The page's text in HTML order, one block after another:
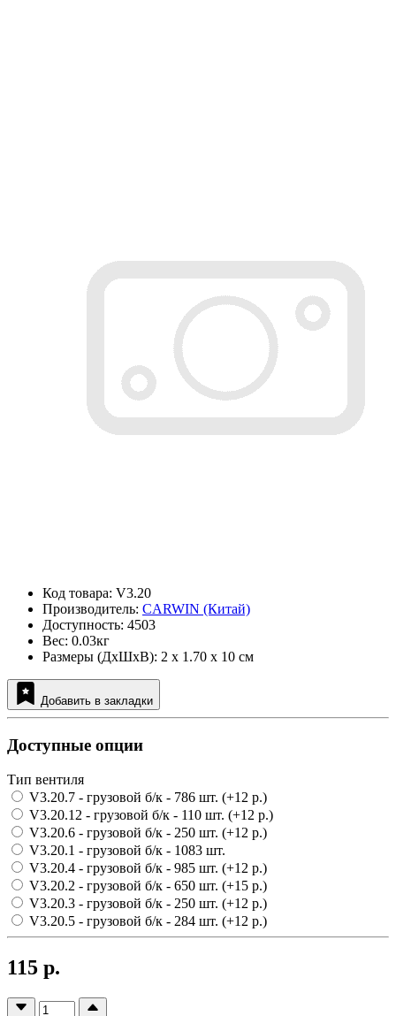
Код товара: V3.20
Производитель: CARWIN (Китай)
Доступность: 4503
Вес: 0.03кг
Размеры (ДxШxВ): 2 x 1.70 x 10 см
Добавить в закладки
Доступные опции
Тип вентиля
V3.20.7 - грузовой б/к - 786 шт. (+12 р.)
V3.20.12 - грузовой б/к - 110 шт. (+12 р.)
V3.20.6 - грузовой б/к - 250 шт. (+12 р.)
V3.20.1 - грузовой б/к - 1083 шт.
V3.20.4 - грузовой б/к - 985 шт. (+12 р.)
V3.20.2 - грузовой б/к - 650 шт. (+15 р.)
V3.20.3 - грузовой б/к - 250 шт. (+12 р.)
V3.20.5 - грузовой б/к - 284 шт. (+12 р.)
115 р.